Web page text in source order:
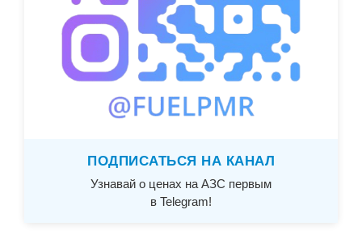
ПОДПИСАТЬСЯ НА КАНАЛ
Узнавай о ценах на АЗС первым
в Telegram!